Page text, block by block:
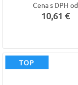
Cena s DPH od
10,61 €
TOP